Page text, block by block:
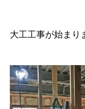
大工工事が始まり